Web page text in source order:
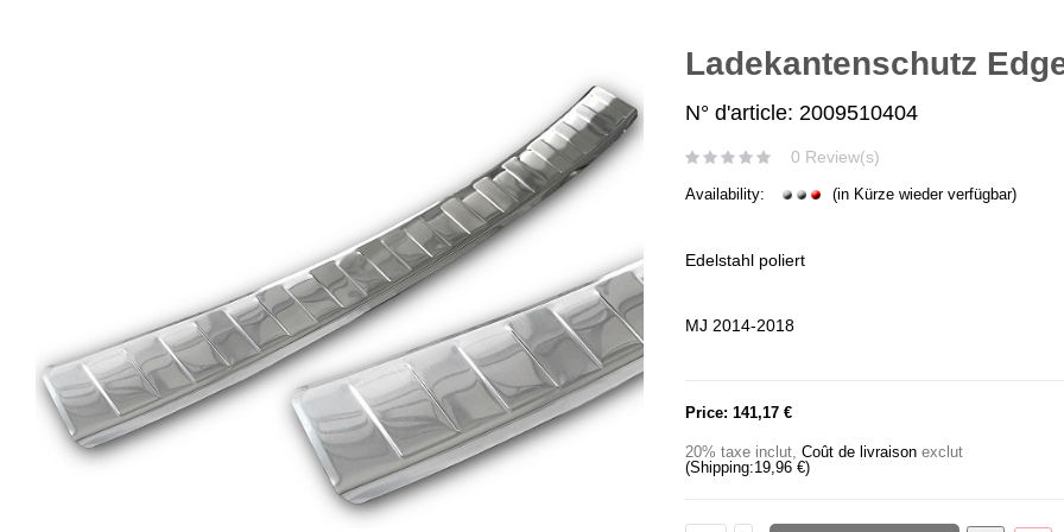
Ladekantenschutz
N° d'article: 2009510404
0 Review(s)
Availability: (in Kürze wieder verfügbar)
Edelstahl poliert
MJ 2014-2018
Price: 141,17 €
20% taxe inclut, Coût de livraisonexclut
(Shipping:19,96 €)